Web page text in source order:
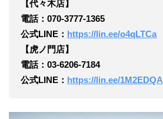
【代々木店】
電話：070‐3777‐1365
公式LINE： https://lin.ee/o4qLTCa
【虎ノ門店】
電話：03-6206-7184
公式LINE： https://lin.ee/1M2EDQA